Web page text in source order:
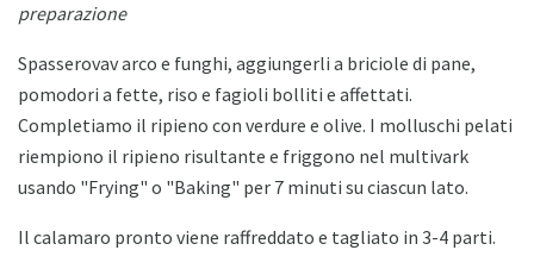
preparazione
Spasserovav arco e funghi, aggiungerli a briciole di pane,
pomodori a fette, riso e fagioli bolliti e affettati.
Completiamo il ripieno con verdure e olive. I molluschi pelati
riempiono il ripieno risultante e friggono nel multivark
usando "Frying" o "Baking" per 7 minuti su ciascun lato.
Il calamaro pronto viene raffreddato e tagliato in 3-4 parti.